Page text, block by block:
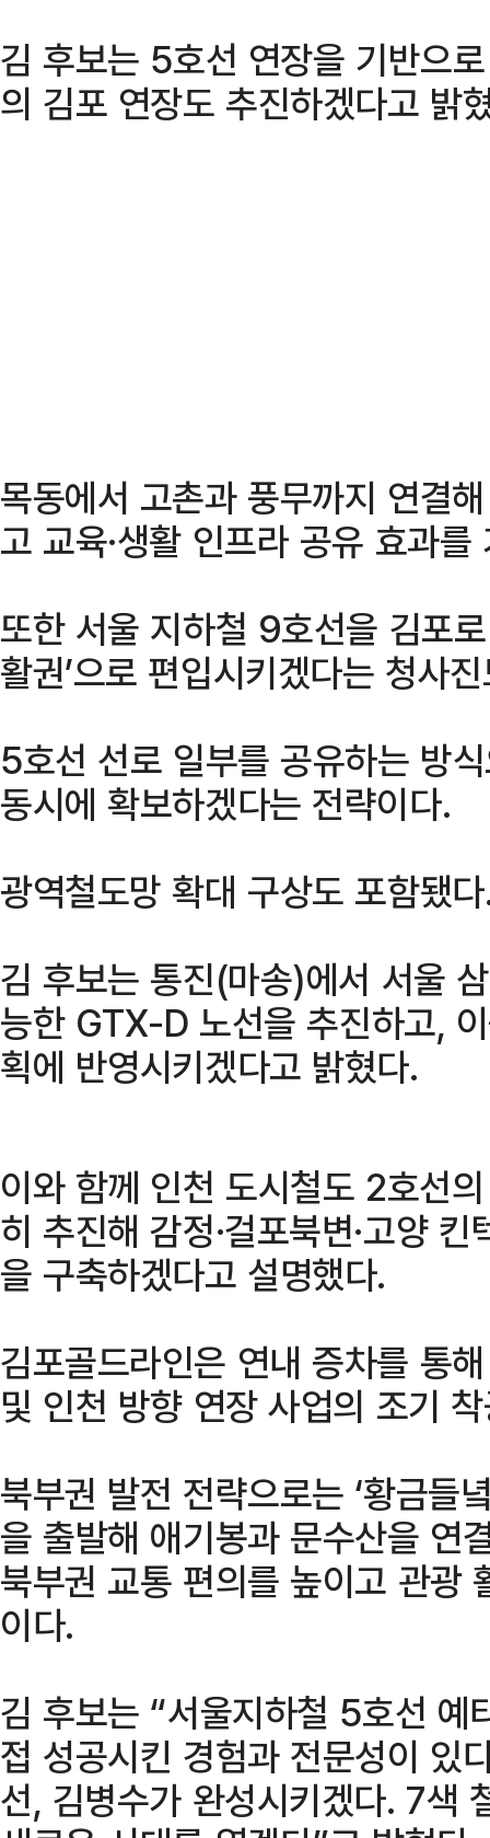
김 후보는 5호선 연장을 기반으
의 김포 연장도 추진하겠다고 밝
목동에서 고촌과 풍무까지 연결
고 교육·생활 인프라 공유 효과
또한 서울 지하철 9호선을 김포
활권’으로 편입시키겠다는 청사
5호선 선로 일부를 공유하는 방
동시에 확보하겠다는 전략이다.
광역철도망 확대 구상도 포함됐
김 후보는 통진(마송)에서 서울
능한 GTX-D 노선을 추진하고,
획에 반영시키겠다고 밝혔다.
이와 함께 인천 도시철도 2호선
히 추진해 감정·걸포북변·고양
을 구축하겠다고 설명했다.
김포골드라인은 연내 증차를 통
및 인천 방향 연장 사업의 조기
북부권 발전 전략으로는 ‘황금들
을 출발해 애기봉과 문수산을 연
북부권 교통 편의를 높이고 관광
이다.
김 후보는 “서울지하철 5호선 예
접 성공시킨 경험과 전문성이 있
선, 김병수가 완성시키겠다. 7색